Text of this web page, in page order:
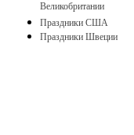
Великобритании
Праздники США
Праздники Швеции